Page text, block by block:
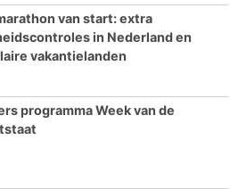
van start: extra
in Nederland en
vakantielanden
programma Week van de